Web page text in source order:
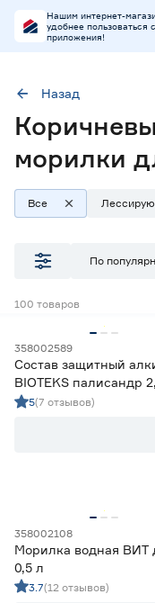
Нашим интернет-
удобнее пользоваться
приложения!
Цвет Венге Дуб
Лиственница
Палисандр Темный
Наличие в магазинах
Ростовское
ул. Селезнева, 4
ул. им. Данилы
от
Назад
морилки
Все
По
100 товаров
358002589
Состав защитный
BIOTEKS палисандр
5(7 отзывов)
358002108
Морилка водная ВИТ
0,5 л
3.7(12 отзывов)